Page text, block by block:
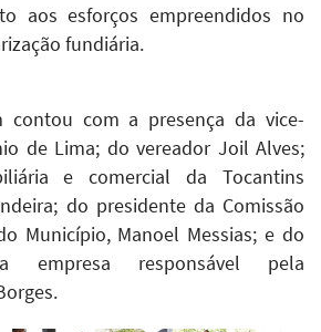
aos esforços empreendidos no
fundiária.
contou com a presença da vice-
de Lima; do vereador Joil Alves;
e comercial da Tocantins
do presidente da Comissão
Município, Manoel Messias; e do
empresa responsável pela